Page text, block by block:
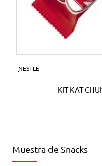
NESTLE
KIT KAT
Muestra de Snacks